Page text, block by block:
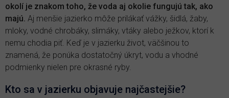
okolí je znakom toho, že voda aj okolie fungujú tak, ako
majú. Aj menšie jazierko môže prilákať vážky, šidlá, žaby,
mloky, vodné chrobáky, slimáky, vtáky alebo ježkov, ktorí k
nemu chodia piť. Keď je v jazierku život, väčšinou to
znamená, že ponúka dostatočný úkryt, vodu a vhodné
podmienky nielen pre okrasné ryby.
Kto sa v jazierku objavuje najčastejšie?